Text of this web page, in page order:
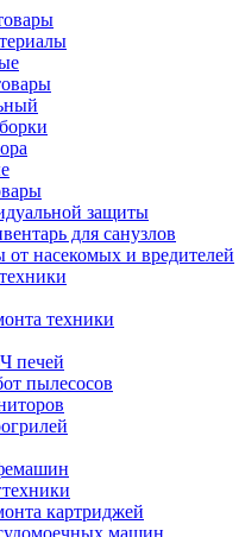
защиты
для санузлов
от насекомых и вредителей
техники
печей
пылесосов
картриджей
машин